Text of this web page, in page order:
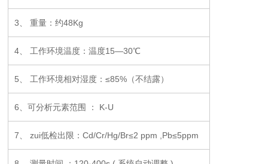
3、 重量：约48Kg
4、 工作环境温度：温度15—30℃
5、 工作环境相对湿度：≤85%（不结露）
6、可分析元素范围 ： K-U
7、 zui低检出限：Cd/Cr/Hg/Br≤2 ppm ,Pb≤5ppm